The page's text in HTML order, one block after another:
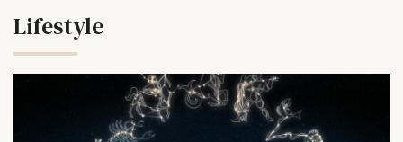
Lifestyle